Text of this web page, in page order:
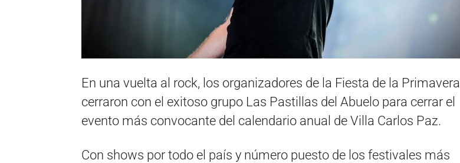
En una vuelta al rock, los organizadores de la Fiesta de la Primavera
cerraron con el exitoso grupo Las Pastillas del Abuelo para cerrar el
evento más convocante del calendario anual de Villa Carlos Paz.
Con shows por todo el país y número puesto de los festivales más